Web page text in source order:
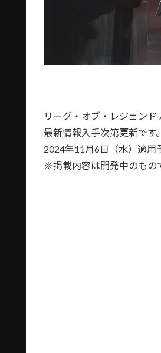
リーグ・オブ・レジェンド
最新情報入手次第更新です。
2024年11月6日（水）適用
※掲載内容は開発中のもの